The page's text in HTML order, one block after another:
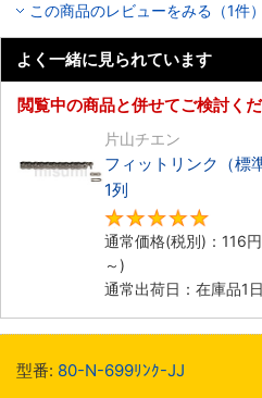
この商品のレビューをみる（1件）
よく一緒に見られています
閲覧中の商品と併せてご検討く
片山チエン
フィットリンク（標
1列
通常価格(税別)： 116円
～)
通常出荷日：在庫品1
型番: 80-N-699ﾘﾝｸ-JJ